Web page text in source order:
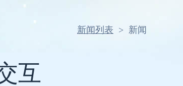
新闻列表 > 新闻
互